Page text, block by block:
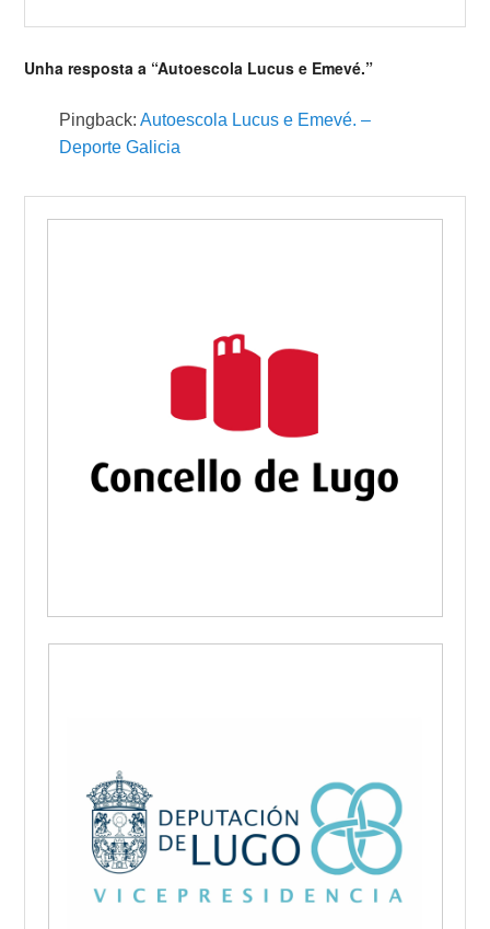
Unha resposta a “Autoescola Lucus e Emevé.”
Pingback:Autoescola Lucus e Emevé. –
Deporte Galicia